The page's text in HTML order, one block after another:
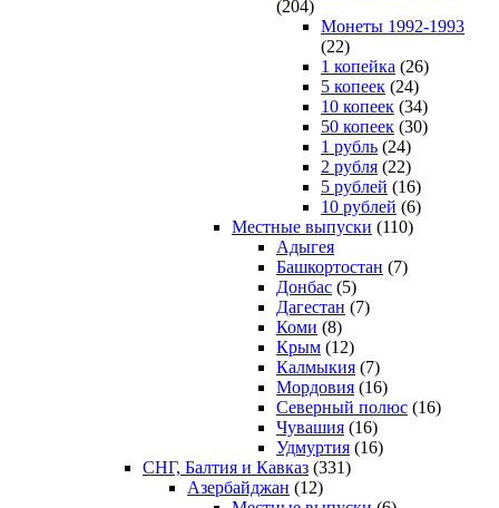
(204)
Монеты 1992-1993
(22)
1 копейка (26)
5 копеек (24)
10 копеек (34)
50 копеек (30)
1 рубль (24)
2 рубля (22)
5 рублей (16)
10 рублей (6)
Местные выпуски (110)
Адыгея
Башкортостан (7)
Донбас (5)
Дагестан (7)
Коми (8)
Крым (12)
Калмыкия (7)
Мордовия (16)
Северный полюс (16)
Чувашия (16)
Удмуртия (16)
СНГ, Балтия и Кавказ (331)
Азербайджан (12)